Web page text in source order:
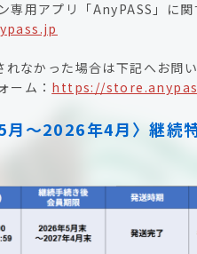
専用アプリ「AnyPASS」に関
なかった場合は下記へお問い
ーム： https://
〜2026年4月〉継続